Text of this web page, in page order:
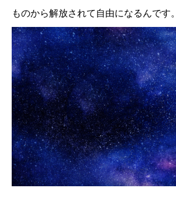
ものから解放されて自由になるんです。